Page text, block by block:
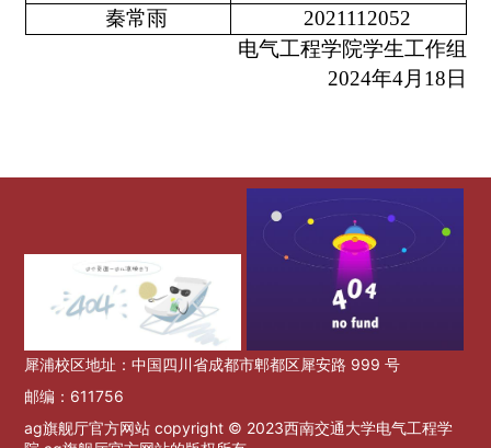
秦常雨
2021112052
电气工程学院学生工作组
2024年4月 18 日
犀浦校区地址：中国四川省成都市郫都区犀安路 999 号
邮编：611756
ag旗舰厅官方网站 copyright © 2023西南交通大学电气工程学